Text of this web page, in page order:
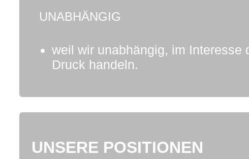
UNABHÄNGIG
weil wir unabhängig, im Interesse
Druck handeln.
UNSERE POSITIONEN